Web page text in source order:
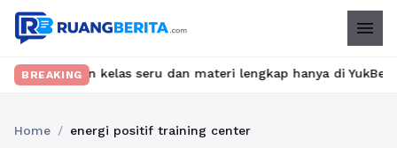
menu
BREAKING
kelas seru dan materi lengkap hanya di
Home / energi positif training center